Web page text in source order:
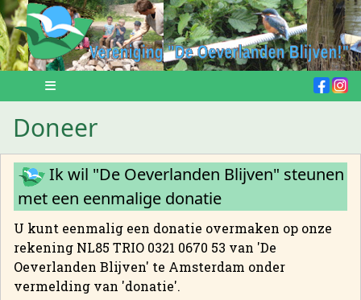
Doneer
Ik wil "De Oeverlanden Blijven" steunen
met een eenmalige donatie
U kunt eenmalig een donatie overmaken op onze
rekening NL85 TRIO 0321 0670 53 van 'De
Oeverlanden Blijven' te Amsterdam onder
vermelding van 'donatie'.